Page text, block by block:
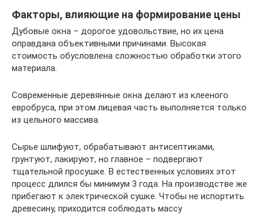
Факторы, влияющие на формирование цены
Дубовые окна – дорогое удовольствие, но их цена
оправдана объективными причинами. Высокая
стоимость обусловлена сложностью обработки этого
материала.
Современные деревянные окна делают из клееного
евробруса, при этом лицевая часть выполняется только
из цельного массива.
Сырье шлифуют, обрабатывают антисептиками,
грунтуют, лакируют, но главное – подвергают
тщательной просушке. В естественных условиях этот
процесс длился бы минимум 3 года. На производстве же
прибегают к электрической сушке. Чтобы не испортить
древесину, приходится соблюдать массу